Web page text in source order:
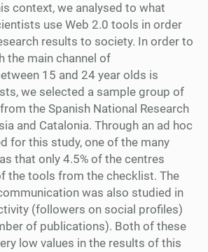
context, we analysed to what
use Web 2.0 tools in order
results to society. In order to
the main channel of
15 and 24 year olds is
we selected a sample group of
the Spanish National Research
and Catalonia. Through an ad hoc
for this study, one of the many
that only 4.5% of the centres
the tools from the checklist. The
was also studied in
(followers on social profiles)
of publications). Both of these
low values in the results of this